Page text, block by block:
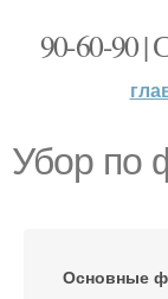
90-60-
Убор по
Основные